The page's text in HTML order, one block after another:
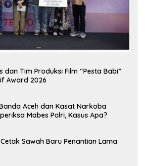
dan Tim Produksi Film “Pesta Babi”
Award 2026
Aceh dan Kasat Narkoba
Mabes Polri, Kasus Apa?
Cetak Sawah Baru Penantian Lama